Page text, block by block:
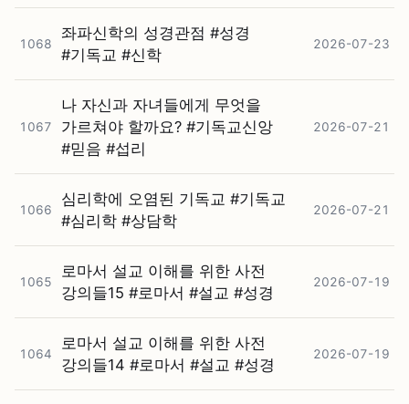
1068
좌파신학의 성경관점 #⁠성경
#⁠기독교 #⁠신학
2026-07-23
1067
나 자신과 자녀들에게 무엇을
가르쳐야 할까요? #⁠기독교신앙
#⁠믿음 #⁠섭리
2026-07-21
1066
심리학에 오염된 기독교 #⁠기독교
#⁠심리학 #⁠상담학
2026-07-21
1065
로마서 설교 이해를 위한 사전
강의들15 #⁠로마서 #⁠설교 #⁠성경
2026-07-19
1064
로마서 설교 이해를 위한 사전
강의들14 #⁠로마서 #⁠설교 #⁠성경
2026-07-19